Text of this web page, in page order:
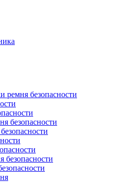
ремня безопасности
безопасности
безопасности